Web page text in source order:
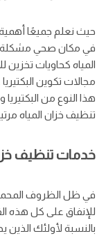
حيث نعلم جميعًا أهمية
في مكان صحي مشكلة
المياه كحاويات تخزين
مجالات تكوين
هذا النوع من البكتيريا
تنظيف خزان المياه
خدمات تنظيف
في ظل الظروف
للإنفاق على كل هذه
بالنسبة لأولئك